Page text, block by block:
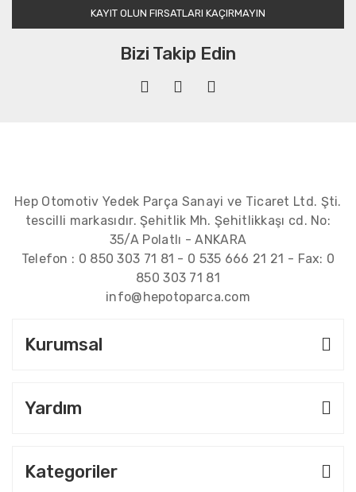
KAYIT OLUN FIRSATLARI KAÇIRMAYIN
Bizi Takip Edin
Hep Otomotiv Yedek Parça Sanayi ve Ticaret Ltd. Şti.
tescilli markasıdır. Şehitlik Mh. Şehitlikkaşı cd. No:
35/A Polatlı - ANKARA
Telefon : 0 850 303 71 81 - 0 535 666 21 21 - Fax: 0
850 303 71 81
info@hepotoparca.com
Kurumsal
Yardım
Kategoriler